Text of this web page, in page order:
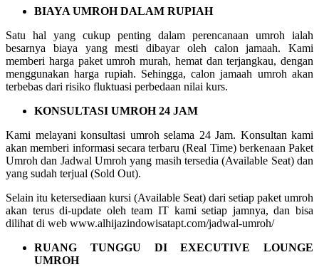
BIAYA UMROH DALAM RUPIAH
Satu hal yang cukup penting dalam perencanaan umroh ialah
besarnya biaya yang mesti dibayar oleh calon jamaah. Kami
memberi harga paket umroh murah, hemat dan terjangkau, dengan
menggunakan harga rupiah. Sehingga, calon jamaah umroh akan
terbebas dari risiko fluktuasi perbedaan nilai kurs.
KONSULTASI UMROH 24 JAM
Kami melayani konsultasi umroh selama 24 Jam. Konsultan kami
akan memberi informasi secara terbaru (Real Time) berkenaan Paket
Umroh dan Jadwal Umroh yang masih tersedia (Available Seat) dan
yang sudah terjual (Sold Out).
Selain itu ketersediaan kursi (Available Seat) dari setiap paket umroh
akan terus di-update oleh team IT kami setiap jamnya, dan bisa
dilihat di web www.alhijazindowisatapt.com/jadwal-umroh/
RUANG TUNGGU DI EXECUTIVE LOUNGE
UMROH